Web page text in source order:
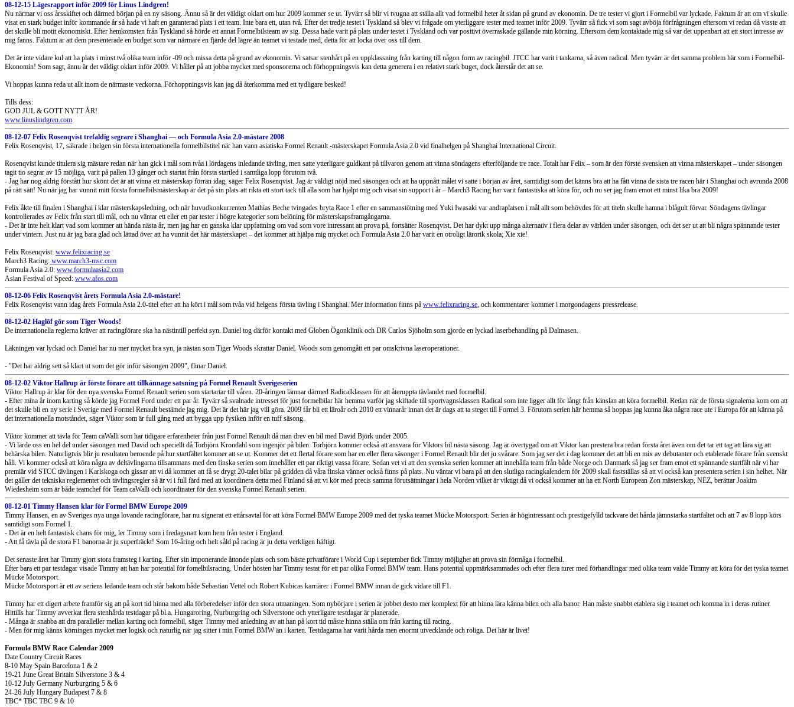
08-12-15 Lägesrapport inför 2009 för Linus Lindgren!
Nu närmar vi oss årsskiftet och därmed början på en ny säsong. Ännu så är det väldigt oklart om hur 2009 kommer se ut. Tyvärr så blir vi tvugna att ställa allt vad formelbil heter åt sidan på grund av ekonomin. De tre tester vi gjort i Formelbil var lyckade. Faktum är att om vi skulle
visat en stark budget inför kommande år så hade vi haft en garanterad plats i ett team. Inte bara ett, utan två. Efter det tredje testet i Tyskland så blev vi frågade om yterliggare tester med teamet inför 2009. Tyvärr så fick vi som sagt avböja förfrågningen eftersom vi redan då visste att
det skulle bli motit ekonomiskt. Efter hemkomsten från Tyskland så hörde ett annat Formelbilsteam av sig. Dessa hade varit på plats under testet i Tyskland och var positivt överraskade gällande min körning. Eftersom dem kontaktade mig så var det uppenbart att ett stort intresse av
mig fanns. Faktum är att dem presenterade en budget som var närmare en fjärde del lägre än teamet vi testade med, detta för att locka över oss till dem.
Det är inte vidare kul att ha plats i minst två olika team inför -09 och missa detta på grund av ekonomin. Vi satsar stenhårt på en uppklassning från karting till någon form av racingbil. JTCC har varit i tankarna, så även radical. Men tyvärr är det samma problem här som i Formelbil-
Ekonomin! Som sagt, ännu är det väldigt oklart inför 2009. Vi håller på att jobba mycket med sponsorerna och förhoppningsvis kan detta generera i en relativt stark buget, dock återstår det att se.
Vi hoppas kunna reda ut allt inom de närmaste veckorna. Förhoppningsvis kan jag då återkomma med ett tydligare besked!
Tills dess:
GOD JUL & GOTT NYTT ÅR!
www.linuslindgren.com
08-12-07 Felix Rosenqvist trefaldig segrare i Shanghai — och Formula Asia 2.0-mästare 2008
Felix Rosenqvist, 17, säkrade i helgen sin första internationella formelbilstitel när han vann asiatiska Formel Renault -mästerskapet Formula Asia 2.0 vid finalhelgen på Shanghai International Circuit.
Rosenqvist kunde titulera sig mästare redan när han gick i mål som tvåa i lördagens inledande tävling, men satte ytterligare guldkant på tillvaron genom att vinna söndagens efterföljande tre race. Totalt har Felix – som är den förste svensken att vinna mästerskapet – under säsongen
tagit tio segrar av 15 möjliga, varit på pallen 13 gånger och startat från första startled i samtliga lopp förutom två.
- Jag har nog aldrig förstått hur skönt det är att vinna ett mästerskap förrän idag, säger Felix Rosenqvist. Jag är väldigt nöjd med säsongen och att ha uppnått målet vi satte i början av året, samtidigt som det känns bra att ha fått vinna de sista tre racen här i Shanghai och avrunda 2008
på rätt sätt! Nu när jag har vunnit mitt första formelbilsmästerskap är det på sin plats att rikta ett stort tack till alla som har hjälpt mig och visat sin support i år – March3 Racing har varit fantastiska att köra för, och nu ser jag fram emot ett minst lika bra 2009!
Felix åkte till finalen i Shanghai i klar mästerskapsledning, och när huvudkonkurrenten Mathias Beche tvingades bryta Race 1 efter en sammanstötning med Yuki Iwasaki var andraplatsen i mål allt som behövdes för att titeln skulle hamna i blågult förvar. Söndagens tävlingar
kontrollerades av Felix från start till mål, och nu väntar ett eller ett par tester i högre kategorier som belöning för mästerskapsframgångarna.
- Det är inte helt klart vad som kommer att hända nästa år, men jag har en ganska klar uppfattning om vad som vore intressant att prova på, fortsätter Rosenqvist. Det har dykt upp många alternativ i flera delar av världen under säsongen, och det ser ut att bli några spännande tester
under vintern. Just nu är jag bara glad och lättad över att ha vunnit det här mästerskapet – det kommer att hjälpa mig mycket och Formula Asia 2.0 har varit en otroligt lärorik skola; Xie xie!
Felix Rosenqvist: www.felixracing.se
March3 Racing: www.march3-msc.com
Formula Asia 2.0: www.formulaasia2.com
Asian Festival of Speed: www.afos.com
08-12-06 Felix Rosenqvist årets Formula Asia 2.0-mästare!
Felix Rosenqvist vann idag årets Formula Asia 2.0-titel efter att ha kört i mål som tvåa vid helgens första tävling i Shanghai. Mer information finns på www.felixracing.se, och kommentarer kommer i morgondagens pressrelease.
08-12-02 Haglöf gör som Tiger Woods!
De internationella reglerna kräver att racingförare ska ha nästintill perfekt syn. Daniel tog därför kontakt med Globen Ögonklinik och DR Carlos Sjöholm som gjorde en lyckad laserbehandling på Dalmasen.
Läkningen var lyckad och Daniel har nu mer mycket bra syn, ja nästan som Tiger Woods skrattar Daniel. Woods som genomgått ett par omskrivna laseroperationer.
- "Det har aldrig sett så klart ut som det gör inför säsongen 2009", flinar Daniel.
08-12-02 Viktor Hallrup är förste förare att tillkännage satsning på Formel Renault Sverigeserien
Viktor Hallrup är klar för den nya svenska Formel Renault serien som startartar till våren. 20-åringen lämnar därmed Radicalklassen för att återuppta tävlandet med formelbil.
- Efter mina år inom karting så körde jag Formel Ford under ett par år. Tyvärr så svalnade intresset för just formelbilar här hemma varför jag skiftade till sportvagnsklassen Radical som inte ligger allt för långt från känslan att köra formelbil. Redan när de första signalerna kom om att
det skulle bli en ny serie i Sverige med Formel Renault bestämde jag mig. Det är det här jag vill göra. 2009 får bli ett läroår och 2010 ett vinnarår innan det är dags att ta steget till Formel 3. Förutom serien här hemma så hoppas jag kunna åka några race ute i Europa för att känna på
det internationella motståndet, säger Viktor som är full gång med att bygga upp fysiken inför en tuff säsong.
Viktor kommer att tävla för Team caWalli som har tidigare erfarenheter från just Formel Renault då man drev en bil med David Björk under 2005.
- Vi lärde oss en hel del under säsongen med David och speciellt då Torbjörn Krondahl som ingenjör på bilen. Torbjörn kommer också att ansvara för Viktors bil nästa säsong. Jag är övertygad om att Viktor kan prestera bra redan första året även om det tar ett tag att lära sig att
behärska bilen. Naturligtvis blir ju resultaten beroende på hur startfältet kommer att se ut. Kommer det ett flertal förare som har en eller flera säsonger i Formel Renault blir det ju svårare. Som jag ser det i dag kommer det att bli en mix av debutanter och etablerade förare från svenskt
håll. Vi kommer också att köra några av deltävlingarna tillsammans med den finska serien som innehåller ett par riktigt vassa förare. Sedan vet vi att den svenska serien kommer att innehålla team från både Norge och Danmark så jag ser fram emot ett spännande startfält när vi har
premiär vid STCC tävlingen i Karlskoga och gissar att vi då kommer att få se drygt 20-talet bilar på gridden då våra finska vänner också finns på plats. Nu väntar vi bara på att den slutliga racingkalendern för 2009 skall fastställas så att vi också kan presentera serien i sin helhet. När
det gäller det tekniska reglementet och tävlingsregler så är vi i full färd med att koordinera detta med Finland så att vi kör med precis samma förutsättningar i hela Norden vilket är viktigt då vi också kommer att ha ett North European Zon mästerskap, NEZ, berättar Joakim
Wiedesheim som är både teamchef för Team caWalli och koordinater för den svenska Formel Renault serien.
08-12-01 Timmy Hansen klar för Formel BMW Europe 2009
Timmy Hansen, en av Sveriges nya unga lovande racingförare, har nu signerat ett ettårsavtal för att köra Formel BMW Europe 2009 med det tyska teamet Mücke Motorsport. Serien är högintressant och prestigefylld tackvare det hårda jämnstarka startfältet och att 7 av 8 lopp körs
samtidigt som Formel 1.
- Det är en helt fantastisk chans för mig, ler Timmy som i fredagsnatt kom hem från tester i England.
- Att få tävla på de stora F1 banorna är ju superfräckt! Som 16-åring och helt såld på racing är ju detta verkligen häftigt.
Det senaste året har Timmy gjort stora framsteg i karting. Efter sin imponerande åttonde plats och som bäste privatförare i World Cup i september fick Timmy möjlighet att prova sin förmåga i formelbil.
Efter bara ett par testdagar visade Timmy att han har potential för fomelbilsracing. Under hösten har Timmy testat för ett par olika Formel BMW team. Hans potential uppmärksammades och efter flera turer med förhandlingar med olika team valde Timmy att köra för det tyska teamet
Mücke Motorsport.
Mücke Motorsport är ett av seriens ledande team och står bakom både Sebastian Vettel och Robert Kubicas karriärer i Formel BMW innan de gick vidare till F1.
Timmy har ett digert arbete framför sig att på kort tid hinna med alla förberedelser inför den stora utmaningen. Som nybörjare i serien är jobbet desto mer komplext för att hinna lära känna bilen och alla banor. Han måste snabbt etablera sig i teamet och komma in i deras rutiner.
Hittills har Timmy avverkat flera stenhårda testdagar på bl.a. Hungaroring, Nurburgring och Silverstone och ytterligare testdagar är planerade.
- Många är snabba att dra paralleller mellan karting och formelbil, säger Timmy med anledning av att han på kort tid måste hinna ställa om från karting till racing.
- Men för mig känns körningen mycket mer logisk och naturlig när jag sitter i min Formel BMW än i karten. Testdagarna har varit hårda men enormt utvecklande och roliga. Det här är livet!
Formula BMW Race Calendar 2009
Date Country Circuit Races
8-10 May Spain Barcelona 1 & 2
19-21 June Great Britain Silverstone 3 & 4
10-12 July Germany Nurburgring 5 & 6
24-26 July Hungary Budapest 7 & 8
TBC* TBC TBC 9 & 10